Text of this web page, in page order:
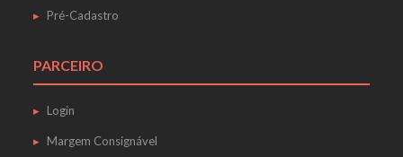
Pré-Cadastro
PARCEIRO
Login
Margem Consignável